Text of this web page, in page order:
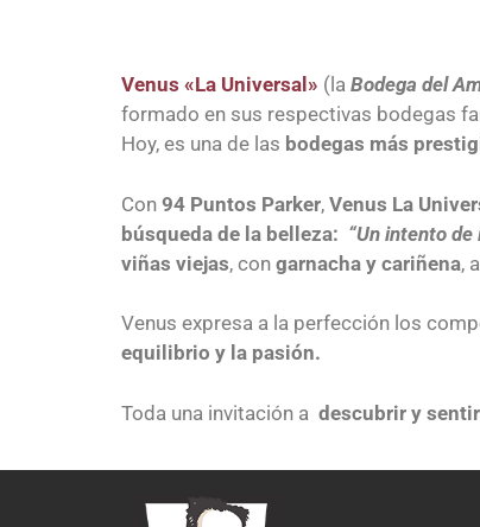
Venus «La Universal» (la Bodega del
formado en sus respectivas bodegas
Hoy, es una de las bodegas más
Con 94 Puntos Parker, Venus La
búsqueda de la belleza: “Un intento
viñas viejas, con garnacha y cariñena,
Venus expresa a la perfección los
equilibrio y la pasión.
Toda una invitación a descubrir y